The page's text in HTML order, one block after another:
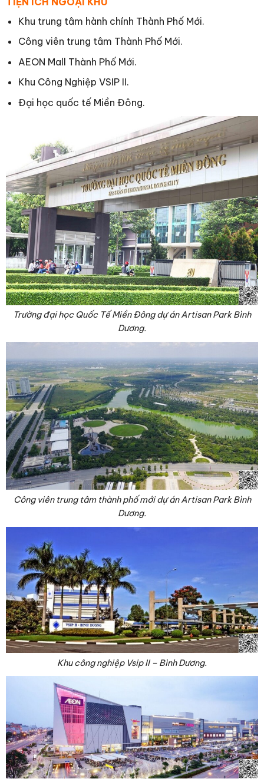
Khu trung tâm hành chính Thành Phố Mới.
Công viên trung tâm Thành Phố Mới.
AEON Mall Thành Phố Mới.
Khu Công Nghiệp VSIP II.
Đại học quốc tế Miền Đông.
Trường đại học Quốc Tế Miền Đông dự án Artisan Park Bình
Dương.
Công viên trung tâm thành phố mới dự án Artisan Park Bình
Dương.
Khu công nghiệp Vsip II – Bình Dương.